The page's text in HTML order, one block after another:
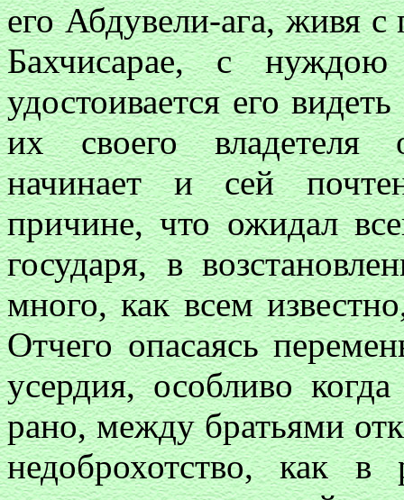
его Абдувели-ага, живя с
Бахчисарае, с
удостоивается его
их своего владетеля
начинает и сей
причине, что ожидал
государя, в
много, как всем
Отчего опасаясь
усердия, особливо
рано, между братьями
недоброхотство, как в